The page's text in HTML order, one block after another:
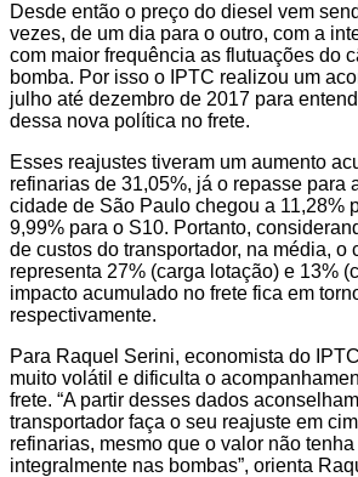
Desde então o preço do diesel vem
vezes, de um dia para o outro, com a
com maior frequência as flutuações do
bomba. Por isso o IPTC realizou um
julho até dezembro de 2017 para
dessa nova política no frete.
Esses reajustes tiveram um aumento
refinarias de 31,05%, já o repasse para
cidade de São Paulo chegou a 11,28%
9,99% para o S10. Portanto,
de custos do transportador, na média, o
representa 27% (carga lotação) e 13%
impacto acumulado no frete fica em
respectivamente.
Para Raquel Serini, economista do
muito volátil e dificulta o
frete. “A partir desses dados
transportador faça o seu reajuste em
refinarias, mesmo que o valor não
integralmente nas bombas”, orienta